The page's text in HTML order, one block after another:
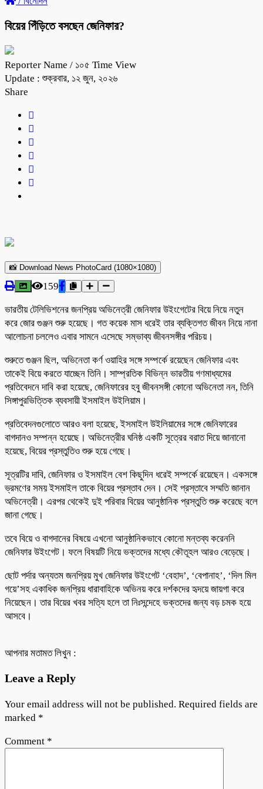
বিয়ের পিঁড়িতে বসছেন জেনিফার?
Reporter Name / ১০৫ Time View
Update : শুক্রবার, ১২ জুন, ২০২৬
Share
📸 Download News PhotoCard (1080×1080)
159
ভারতীয় টেলিভিশনের জনপ্রিয় অভিনেত্রী জেনিফার উইংগেটের বিয়ে নিয়ে নতুন
করে জোর গুঞ্জন শুরু হয়েছে। গত কয়েক মাস ধরেই তার ব্যক্তিগত জীবন নিয়ে নানা
আলোচনা চললেও এবার সামনে এসেছে সম্ভাব্য জীবনসঙ্গীর পরিচয়।
শুরুতে গুঞ্জন ছিল, অভিনেতা কর্ণ ওয়াহির সঙ্গে সম্পর্কে রয়েছেন জেনিফার এবং
তাকেই বিয়ে করতে যাচ্ছেন তিনি। সাম্প্রতিক বিভিন্ন ভারতীয় গণমাধ্যমের
প্রতিবেদনে দাবি করা হয়েছে, জেনিফারের হবু জীবনসঙ্গী কোনো অভিনেতা নন, তিনি
সিঙ্গাপুরভিত্তিক ব্যবসায়ী ইসমাইল উইলিয়াম।
প্রতিবেদনগুলোতে আরও বলা হয়েছে, ইসমাইল উইলিয়ামের সঙ্গে জেনিফারের
বাগদানও সম্পন্ন হয়েছে। অভিনেত্রীর ঘনিষ্ঠ একটি সূত্রের বরাত দিয়ে জানানো
হয়েছে, বিয়ের প্রস্তুতিও শুরু হয়ে গেছে।
সূত্রটির দাবি, জেনিফার ও ইসমাইল বেশ কিছুদিন ধরেই সম্পর্কে রয়েছেন। একসঙ্গে
ভ্রমণের সময় ইসমাইল তাকে বিয়ের প্রস্তাব দেন। সেই প্রস্তাবে সম্মতি জানান
অভিনেত্রী। এরপর থেকেই দুই পরিবার বিয়ের আনুষ্ঠানিক প্রস্তুতি শুরু করেছে বলে
জানা গেছে।
তবে বিয়ে ও বাগদানের বিষয়ে এখনো আনুষ্ঠানিকভাবে কোনো মন্তব্য করেননি
জেনিফার উইংগেট। ফলে বিষয়টি নিয়ে ভক্তদের মধ্যে কৌতূহল আরও বেড়েছে।
ছোট পর্দার অন্যতম জনপ্রিয় মুখ জেনিফার উইংগেট ‘বেহাদ’, ‘বেপানাহ’, ‘দিল মিল
গয়ে’সহ একাধিক জনপ্রিয় ধারাবাহিকে অভিনয় করে দর্শকদের হৃদয়ে জায়গা করে
নিয়েছেন। তার বিয়ের খবর সত্যি হলে তা নিঃসন্দেহে ভক্তদের জন্য বড় চমক হয়ে
আসবে।
আপনার মতামত লিখুন :
Leave a Reply
Your email address will not be published. Required fields are
marked *
Comment *